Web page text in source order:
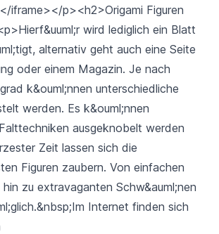
iframe></p><h2>Origami Figuren
wird lediglich ein Blatt
alternativ geht auch eine Seite
oder einem Magazin. Je nach
k&ouml;nnen unterschiedliche
werden. Es k&ouml;nnen
ausgeknobelt werden
Zeit lassen sich die
Figuren zaubern. Von einfachen
zu extravaganten Schw&auml;nen
Internet finden sich